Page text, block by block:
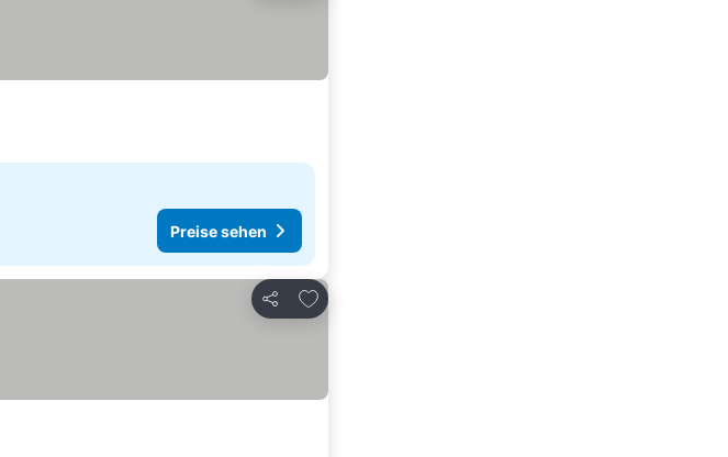
Preise sehen
Teilen
Zu Favoriten hinzufügen